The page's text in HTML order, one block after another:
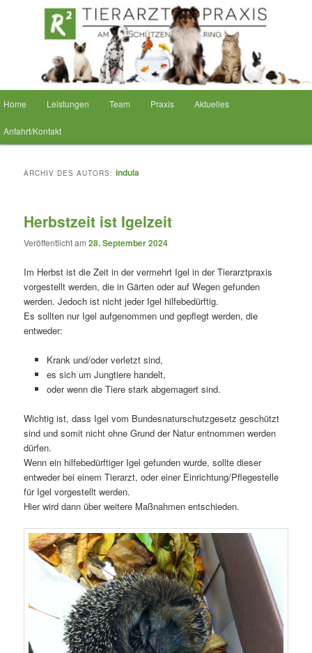
Home Leistungen Team Praxis Aktuelles
Anfahrt/Kontakt
ARCHIV DES AUTORS: indula
Herbstzeit ist Igelzeit
Veröffentlicht am28. September 2024
Im Herbst ist die Zeit in der vermehrt Igel in der Tierarztpraxis
vorgestellt werden, die in Gärten oder auf Wegen gefunden
werden. Jedoch ist nicht jeder Igel hilfebedürftig.
Es sollten nur Igel aufgenommen und gepflegt werden, die
entweder:
Krank und/oder verletzt sind,
es sich um Jungtiere handelt,
oder wenn die Tiere stark abgemagert sind.
Wichtig ist, dass Igel vom Bundesnaturschutzgesetz geschützt
sind und somit nicht ohne Grund der Natur entnommen werden
dürfen.
Wenn ein hilfebedürftiger Igel gefunden wurde, sollte dieser
entweder bei einem Tierarzt, oder einer Einrichtung/Pflegestelle
für Igel vorgestellt werden.
Hier wird dann über weitere Maßnahmen entschieden.